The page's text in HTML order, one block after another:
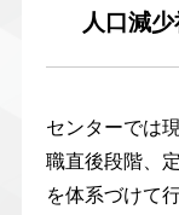
人口減
センターでは
職直後段階、
を体系づけて